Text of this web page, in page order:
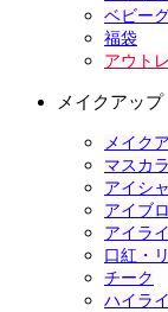
ベビー
福袋
アウト
メイクアップ
メイク
マスカラ
アイシ
アイブ
アイラ
口紅・
チーク
ハイラ